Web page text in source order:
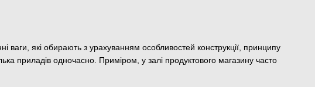
ваги, які обирають з урахуванням особливостей конструкції, принципу
приладів одночасно. Приміром, у залі продуктового магазину часто